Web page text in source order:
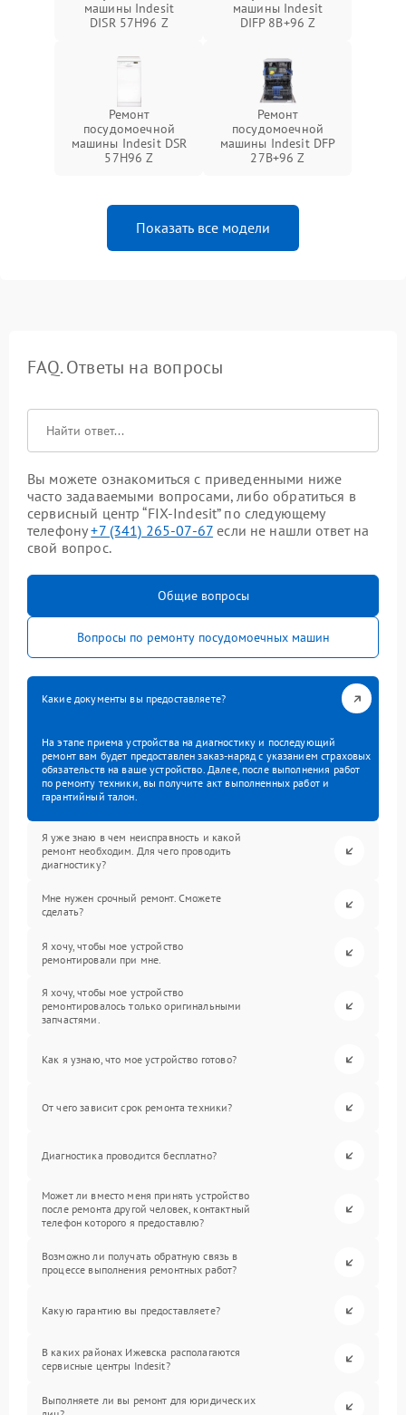
машины Indesit
DISR 57H96 Z
машины Indesit
DIFP 8B+96 Z
Ремонт
посудомоечной
машины Indesit DSR
57H96 Z
Ремонт
посудомоечной
машины Indesit DFP
27B+96 Z
Показать все модели
FAQ. Ответы на вопросы
Вы можете ознакомиться с приведенными ниже
часто задаваемыми вопросами, либо обратиться в
сервисный центр “FIX-Indesit” по следующему
телефону+7 (341) 265-07-67 если не нашли ответ на
свой вопрос.
Общие вопросы
Вопросы по ремонту посудомоечных машин
Какие документы вы предоставляете?
На этапе приема устройства на диагностику и последующий
ремонт вам будет предоставлен заказ-наряд с указанием страховых
обязательств на ваше устройство. Далее, после выполнения работ
по ремонту техники, вы получите акт выполненных работ и
гарантийный талон.
Я уже знаю в чем неисправность и какой
ремонт необходим. Для чего проводить
диагностику?
Мне нужен срочный ремонт. Сможете
сделать?
Я хочу, чтобы мое устройство
ремонтировали при мне.
Я хочу, чтобы мое устройство
ремонтировалось только оригинальными
запчастями.
Как я узнаю, что мое устройство готово?
От чего зависит срок ремонта техники?
Диагностика проводится бесплатно?
Может ли вместо меня принять устройство
после ремонта другой человек, контактный
телефон которого я предоставлю?
Возможно ли получать обратную связь в
процессе выполнения ремонтных работ?
Какую гарантию вы предоставляете?
В каких районах Ижевска располагаются
сервисные центры Indesit?
Выполняете ли вы ремонт для юридических